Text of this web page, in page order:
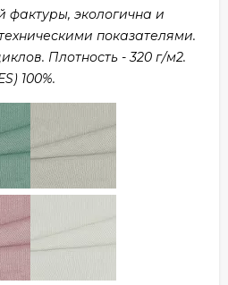
фактуры, экологична и
показателями.
Плотность - 320 г/м2.
100%.